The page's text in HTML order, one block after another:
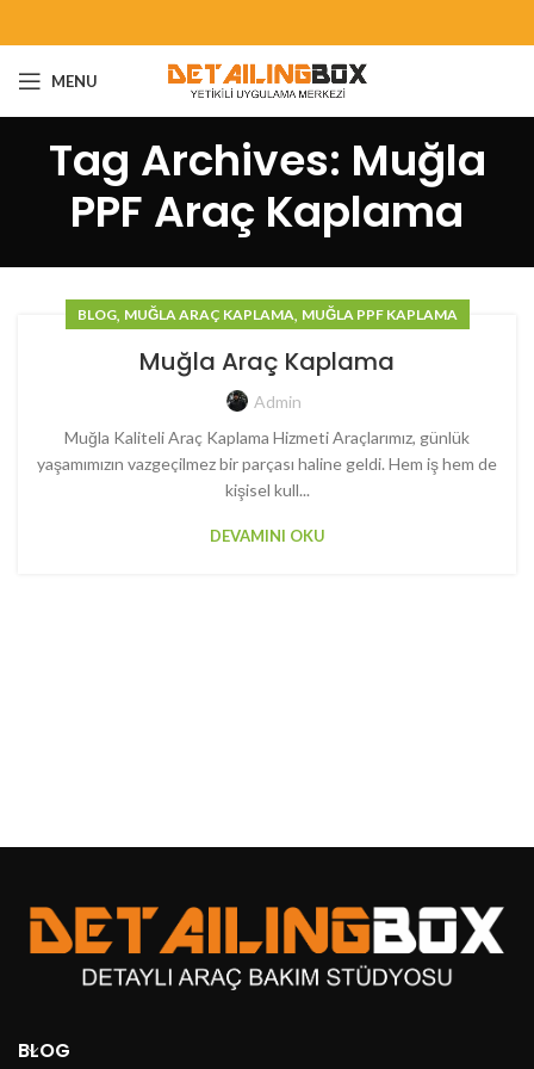
MENU
Tag Archives: Muğla
PPF Araç Kaplama
BLOG, MUĞLA ARAÇ KAPLAMA, MUĞLA PPF KAPLAMA
Muğla Araç Kaplama
Admin
Muğla Kaliteli Araç Kaplama Hizmeti Araçlarımız, günlük
yaşamımızın vazgeçilmez bir parçası haline geldi. Hem iş hem de
kişisel kull...
DEVAMINI OKU
BLOG